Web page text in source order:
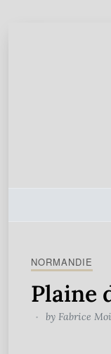
NORMANDIE
Plaine
by Fabrice